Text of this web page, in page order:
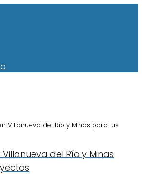
Villanueva del Río y Minas para tus
del Río y Minas